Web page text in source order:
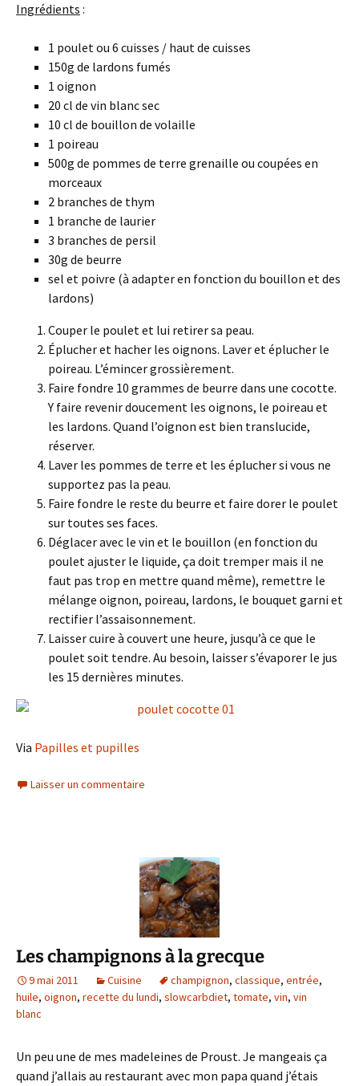
Ingrédients :
1 poulet ou 6 cuisses / haut de cuisses
150g de lardons fumés
1 oignon
20 cl de vin blanc sec
10 cl de bouillon de volaille
1 poireau
500g de pommes de terre grenaille ou coupées en
morceaux
2 branches de thym
1 branche de laurier
3 branches de persil
30g de beurre
sel et poivre (à adapter en fonction du bouillon et des
lardons)
Couper le poulet et lui retirer sa peau.
Éplucher et hacher les oignons. Laver et éplucher le
poireau. L’émincer grossièrement.
Faire fondre 10 grammes de beurre dans une cocotte.
Y faire revenir doucement les oignons, le poireau et
les lardons. Quand l’oignon est bien translucide,
réserver.
Laver les pommes de terre et les éplucher si vous ne
supportez pas la peau.
Faire fondre le reste du beurre et faire dorer le poulet
sur toutes ses faces.
Déglacer avec le vin et le bouillon (en fonction du
poulet ajuster le liquide, ça doit tremper mais il ne
faut pas trop en mettre quand même), remettre le
mélange oignon, poireau, lardons, le bouquet garni et
rectifier l’assaisonnement.
Laisser cuire à couvert une heure, jusqu’à ce que le
poulet soit tendre. Au besoin, laisser s’évaporer le jus
les 15 dernières minutes.
Via Papilles et pupilles
Laisser un commentaire
Les champignons à la grecque
9 mai 2011 Cuisine champignon, classique, entrée,
huile, oignon, recette du lundi, slowcarbdiet, tomate, vin, vin
blanc
Un peu une de mes madeleines de Proust. Je mangeais ça
quand j’allais au restaurant avec mon papa quand j’étais